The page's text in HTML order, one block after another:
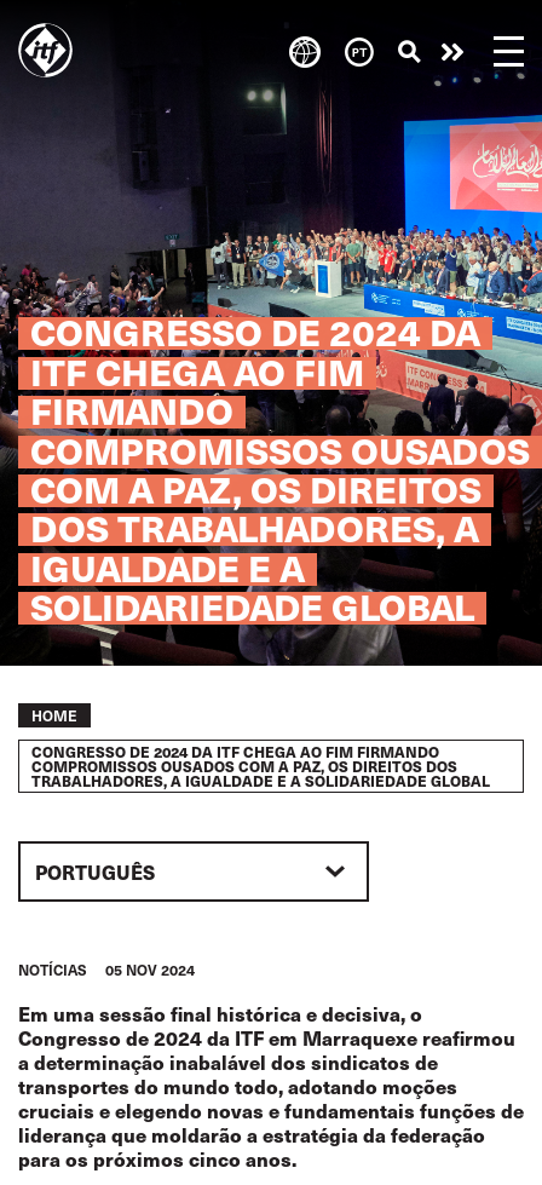
main
CONGRESSO DE 2024 DA
ITF CHEGA AO FIM
FIRMANDO
COMPROMISSOS OUSADOS
COM A PAZ, OS DIREITOS
DOS TRABALHADORES, A
IGUALDADE E A
SOLIDARIEDADE GLOBAL
Take
action
Breadcrumb
HOME
CONGRESSO DE 2024 DA ITF CHEGA AO FIM FIRMANDO
COMPROMISSOS OUSADOS COM A PAZ, OS DIREITOS DOS
TRABALHADORES, A IGUALDADE E A SOLIDARIEDADE GLOBAL
PORTUGUÊS
NOTÍCIAS 05 NOV 2024
Em uma sessão final histórica e decisiva, o
Congresso de 2024 da ITF em Marraquexe reafirmou
a determinação inabalável dos sindicatos de
transportes do mundo todo, adotando moções
cruciais e elegendo novas e fundamentais funções de
liderança que moldarão a estratégia da federação
para os próximos cinco anos.